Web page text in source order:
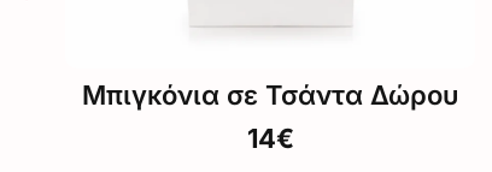
Γαρδένια Μεγάλη σε Τσάντα Δώρου
20€